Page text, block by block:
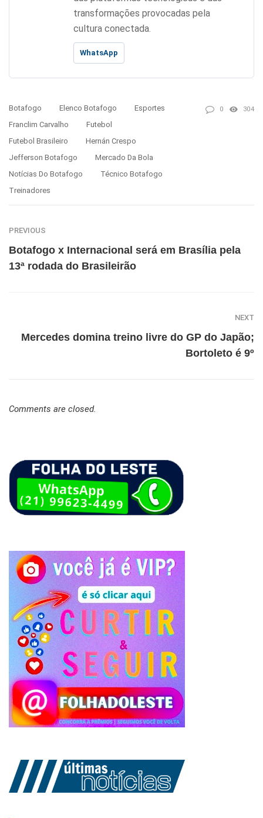
transformações provocadas pela
cultura conectada.
WhatsApp
Botafogo Elenco Botafogo
Esportes
Franclim Carvalho
Futebol
Futebol Brasileiro
Hernán Crespo
Jefferson Botafogo
Mercado Da Bola
Notícias Do Botafogo
Técnico Botafogo
Treinadores
0 304
PREVIOUS
Botafogo x Internacional será em Brasília pela
13ª rodada do Brasileirão
NEXT
Mercedes domina treino livre do GP do Japão;
Bortoleto é 9º
Comments are closed.